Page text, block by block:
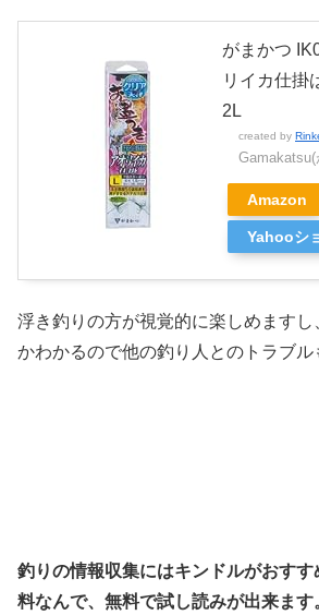
がまかつ
リイカ仕掛
2L
created by
Amazon
Yahooシ
浮き釣りの方が視覚的に楽しめますし
かわかるので他の釣り人とのトラブル
釣りの情報収集にはキンドルがおす
料なんで、無料で試し読みが出来ま